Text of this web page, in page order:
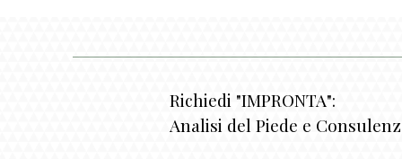
Richiedi "IMPRONTA":
Analisi del Piede e